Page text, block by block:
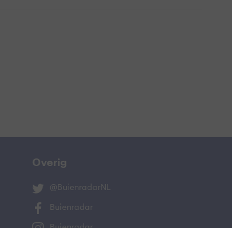
Overig
@BuienradarNL
Buienradar